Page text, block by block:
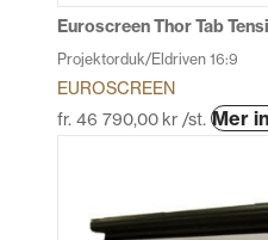
Euroscreen Thor Tab
Projektorduk/Eldriven 16:9
EUROSCREEN
fr. 46 790,00 kr /st. Mer